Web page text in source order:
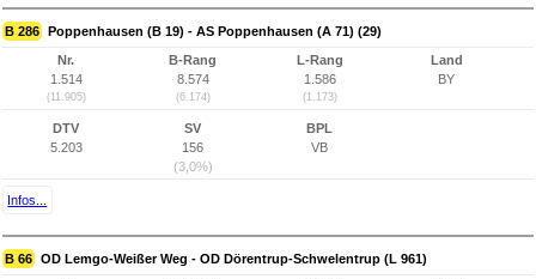
B 286 Poppenhausen (B 19) - AS Poppenhausen (A 71) (29)
Nr.
1.514
(11.905)
B-Rang
8.574
(6.174)
L-Rang
1.586
(1.173)
Land
BY
DTV
5.203
SV
156
(3,0%)
BPL
VB
Infos...
B 66 OD Lemgo-Weißer Weg - OD Dörentrup-Schwelentrup (L 961)